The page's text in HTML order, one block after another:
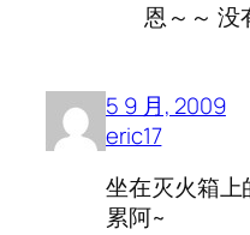
恩～～ 没
5 9 月, 2009
eric17
坐在灭火箱
累阿~